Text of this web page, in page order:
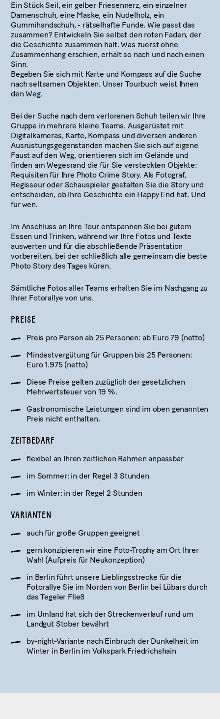
Ein Stück Seil, ein gelber Friesennerz, ein einzelner
Damenschuh, eine Maske, ein Nudelholz, ein
Gummihandschuh, - rätselhafte Funde. Wie passt das
zusammen? Entwickeln Sie selbst den roten Faden, der
die Geschichte zusammen hält. Was zuerst ohne
Zusammenhang erschien, erhält so nach und nach einen
Sinn.
Begeben Sie sich mit Karte und Kompass auf die Suche
nach seltsamen Objekten. Unser Tourbuch weist Ihnen
den Weg.
Bei der Suche nach dem verlorenen Schuh teilen wir Ihre
Gruppe in mehrere kleine Teams. Ausgerüstet mit
Digitalkameras, Karte, Kompass und diversen anderen
Ausrüstungsgegenständen machen Sie sich auf eigene
Faust auf den Weg, orientieren sich im Gelände und
finden am Wegesrand die für Sie versteckten Objekte:
Requisiten für Ihre Photo Crime Story. Als Fotograf,
Regisseur oder Schauspieler gestalten Sie die Story und
entscheiden, ob Ihre Geschichte ein Happy End hat. Und
für wen.
Im Anschluss an Ihre Tour entspannen Sie bei gutem
Essen und Trinken, während wir Ihre Fotos und Texte
auswerten und für die abschließende Präsentation
vorbereiten, bei der schließlich alle gemeinsam die beste
Photo Story des Tages küren.
Sämtliche Fotos aller Teams erhalten Sie im Nachgang zu
Ihrer Fotorallye von uns.
PREISE
Preis pro Person ab 25 Personen: ab Euro 79 (netto)
Mindestvergütung für Gruppen bis 25 Personen:
Euro 1.975 (netto)
Diese Preise gelten zuzüglich der gesetzlichen
Mehrwertsteuer von 19 %.
Gastronomische Leistungen sind im oben genannten
Preis nicht enthalten.
ZEITBEDARF
flexibel an Ihren zeitlichen Rahmen anpassbar
im Sommer: in der Regel 3 Stunden
im Winter: in der Regel 2 Stunden
VARIANTEN
auch für große Gruppen geeignet
gern konzipieren wir eine Foto-Trophy am Ort Ihrer
Wahl (Aufpreis für Neukonzeption)
in Berlin führt unsere Lieblingsstrecke für die
Fotorallye Sie im Norden von Berlin bei Lübars durch
das Tegeler Fließ
im Umland hat sich der Streckenverlauf rund um
Landgut Stober bewährt
by-night-Variante nach Einbruch der Dunkelheit im
Winter in Berlin im Volkspark Friedrichshain